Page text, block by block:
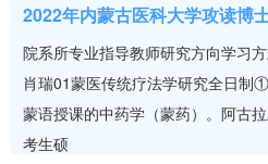
内蒙古医科大学设施设
经过50多年的建设和发展，内蒙古
民族团结、边疆稳定做出了重要贡
水平评估，被评为“优秀”等次。
2022年内蒙古医科大学攻读博
院系所专业指导教师研究方向学习
肖瑞01蒙医传统疗法学研究全日
蒙语授课的中药学（蒙药）。阿古
考生硕